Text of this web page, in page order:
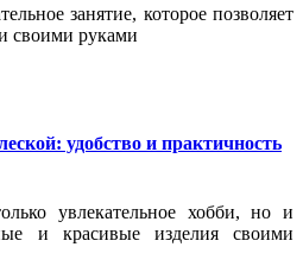
занятие, которое позволяет
своими руками
удобство и практичность
увлекательное хобби, но и
и красивые изделия своими